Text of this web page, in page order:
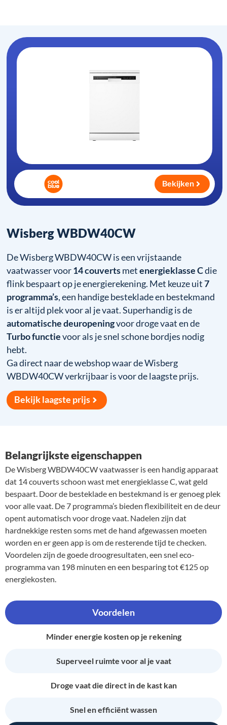
Wisberg WBDW40CW
De Wisberg WBDW40CW is een vrijstaande
vaatwasser voor14 couvertsmetenergieklasse Cdie
flink bespaart op je energierekening. Met keuze uit7
programma’s, een handige besteklade en bestekmand
is er altijd plek voor al je vaat. Superhandig is de
automatische deuropeningvoor droge vaat en de
Turbo functievoor als je snel schone bordjes nodig
hebt.
Ga direct naar de webshop waar de Wisberg
WBDW40CW verkrijbaar is voor de laagste prijs.
Bekijk laagste prijs
Bekijken
Belangrijkste eigenschappen
De Wisberg WBDW40CW vaatwasser is een handig apparaat
dat 14 couverts schoon wast met energieklasse C, wat geld
bespaart. Door de besteklade en bestekmand is er genoeg plek
voor alle vaat. De 7 programma’s bieden flexibiliteit en de deur
opent automatisch voor droge vaat. Nadelen zijn dat
hardnekkige resten soms met de hand afgewassen moeten
worden en er geen app is om de resterende tijd te checken.
Voordelen zijn de goede droogresultaten, een snel eco-
programma van 198 minuten en een besparing tot €125 op
energiekosten.
Voordelen
Minder energie kosten op je rekening
Superveel ruimte voor al je vaat
Droge vaat die direct in de kast kan
Snel en efficiënt wassen